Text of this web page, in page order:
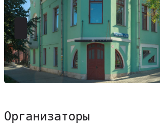
Организаторы